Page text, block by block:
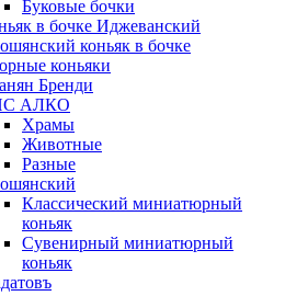
Буковые бочки
в бочке Иджеванский
коньяк в бочке
коньяки
Бренди
АЛКО
Храмы
Животные
Разные
Классический миниатюрный
коньяк
Сувенирный миниатюрный
коньяк